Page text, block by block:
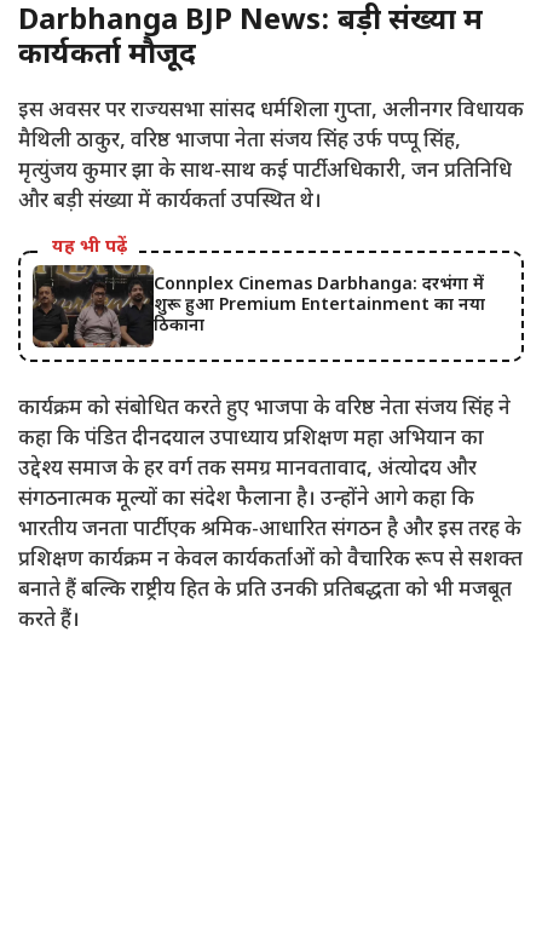
Darbhanga BJP News: बड़ी संख्या में
कार्यकर्ता मौजूद
इस अवसर पर राज्यसभा सांसद धर्मशिला गुप्ता, अलीनगर विधायक
मैथिली ठाकुर, वरिष्ठ भाजपा नेता संजय सिंह उर्फ ​​पप्पू सिंह,
मृत्युंजय कुमार झा के साथ-साथ कई पार्टी अधिकारी, जन प्रतिनिधि
और बड़ी संख्या में कार्यकर्ता उपस्थित थे।
यह भी पढ़ें
Connplex Cinemas Darbhanga: दरभंगा में
शुरू हुआ Premium Entertainment का नया
ठिकाना
कार्यक्रम को संबोधित करते हुए भाजपा के वरिष्ठ नेता संजय सिंह ने
कहा कि पंडित दीनदयाल उपाध्याय प्रशिक्षण महा अभियान का
उद्देश्य समाज के हर वर्ग तक समग्र मानवतावाद, अंत्योदय और
संगठनात्मक मूल्यों का संदेश फैलाना है। उन्होंने आगे कहा कि
भारतीय जनता पार्टी एक श्रमिक-आधारित संगठन है और इस तरह के
प्रशिक्षण कार्यक्रम न केवल कार्यकर्ताओं को वैचारिक रूप से सशक्त
बनाते हैं बल्कि राष्ट्रीय हित के प्रति उनकी प्रतिबद्धता को भी मजबूत
करते हैं।